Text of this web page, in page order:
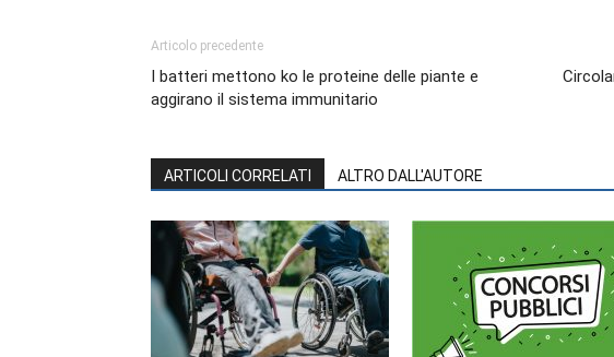
Articolo precedente
I batteri mettono ko le proteine delle piante e
aggirano il sistema immunitario
ARTICOLI CORRELATI ALTRO DALL'AUTORE